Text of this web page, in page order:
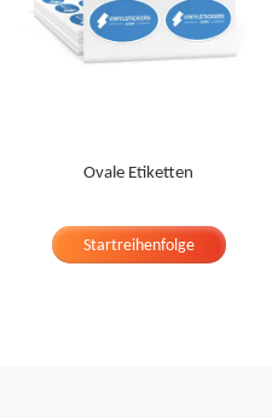
Ovale Etiketten
Startreihenfolge